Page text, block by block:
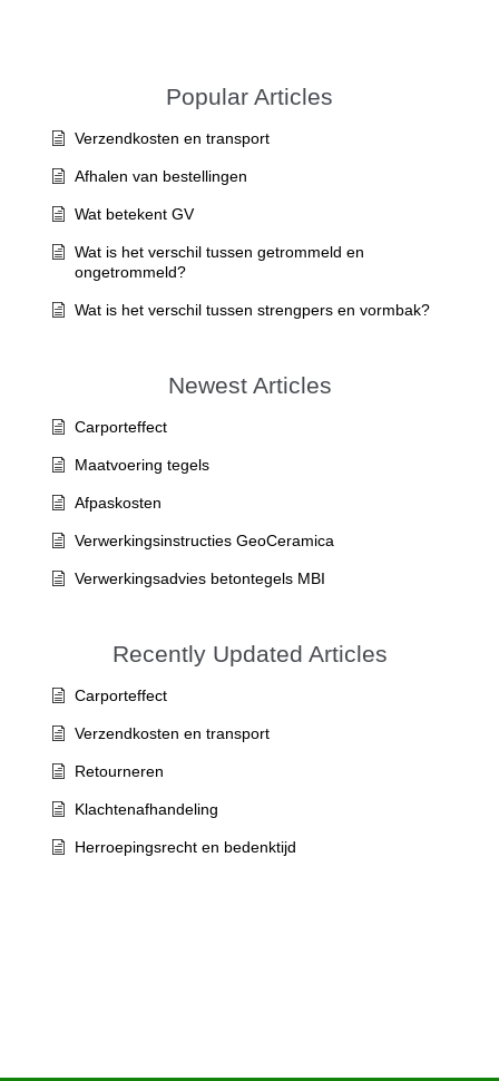
Popular Articles
Verzendkosten en transport
Afhalen van bestellingen
Wat betekent GV
Wat is het verschil tussen getrommeld en
ongetrommeld?
Wat is het verschil tussen strengpers en vormbak?
Newest Articles
Carporteffect
Maatvoering tegels
Afpaskosten
Verwerkingsinstructies GeoCeramica
Verwerkingsadvies betontegels MBI
Recently Updated Articles
Carporteffect
Verzendkosten en transport
Retourneren
Klachtenafhandeling
Herroepingsrecht en bedenktijd